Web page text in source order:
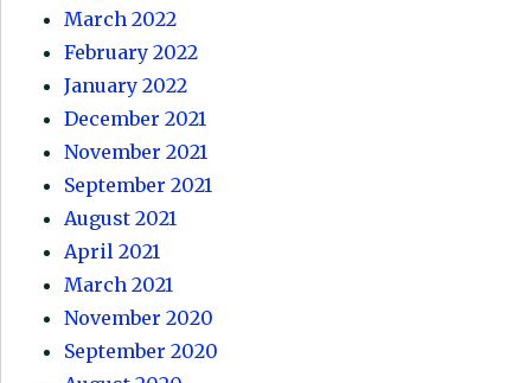
March 2022
February 2022
January 2022
December 2021
November 2021
September 2021
August 2021
April 2021
March 2021
November 2020
September 2020